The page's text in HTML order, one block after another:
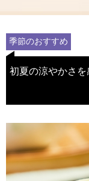
季節のおすすめ
初夏の涼やかさ